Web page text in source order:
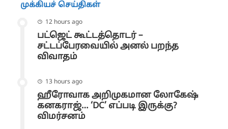
முக்கியச் செய்திகள்
12 hours ago
பட்ஜெட் கூட்டத்தொடர் –
சட்டப்பேரவையில் அனல் பறந்த
விவாதம்
13 hours ago
ஹீரோவாக அறிமுகமான லோகேஷ்
கனகராஜ்… ‘DC’ எப்படி இருக்கு?
விமர்சனம்